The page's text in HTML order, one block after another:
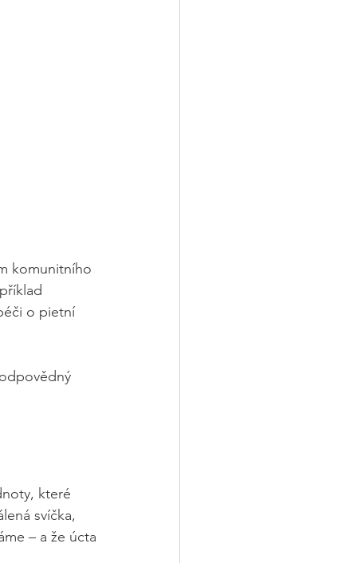
komunitního
o pietní
které
svíčka,
– a že úcta